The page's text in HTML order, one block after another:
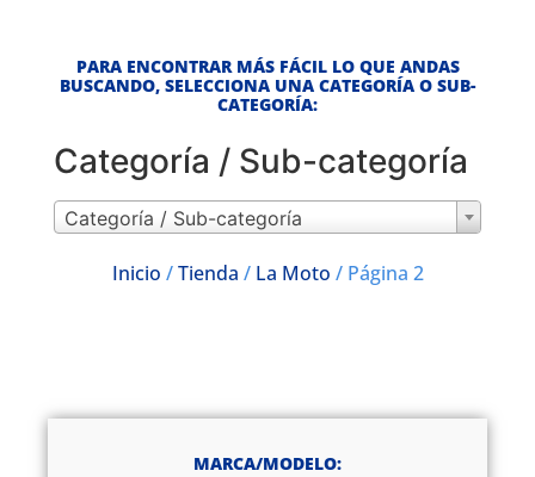
PARA ENCONTRAR MÁS FÁCIL LO QUE ANDAS
BUSCANDO, SELECCIONA UNA CATEGORÍA O SUB-
CATEGORÍA:
Categoría / Sub-categoría
Categoría / Sub-categoría
Inicio /Tienda / La Moto / Página 2
MARCA/MODELO: